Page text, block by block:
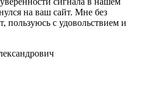
на ваш сайт. Мне без
пользуюсь с удовольствием и